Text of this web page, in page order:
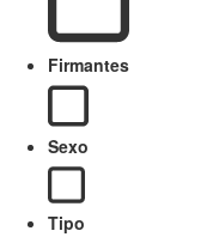
Firmantes
Sexo
Tipo